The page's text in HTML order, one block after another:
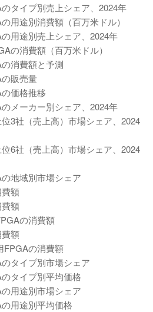
タイプ別売上シェア、2024年
用途別消費額（百万米ドル）
用途別売上シェア、2024年
の消費額（百万米ドル）
消費額と予測
販売量
価格推移
メーカー別シェア、2024年
3社（売上高）市場シェア、2024
6社（売上高）市場シェア、2024
地域別市場シェア
額
額
の消費額
額
FPGAの消費額
タイプ別市場シェア
タイプ別平均価格
用途別市場シェア
用途別平均価格